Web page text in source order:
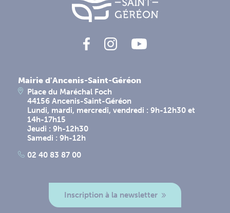
Mairie d'Ancenis-Saint-Géréon
Place du Maréchal Foch
44156 Ancenis-Saint-Géréon
Lundi, mardi, mercredi, vendredi : 9h-12h30 et
14h-17h15
Jeudi : 9h-12h30
Samedi : 9h-12h
02 40 83 87 00
Inscription à la newsletter